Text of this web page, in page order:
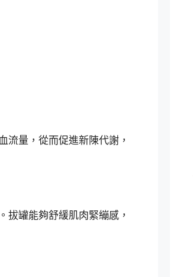
流量，從而促進新陳代謝，
拔罐能夠舒緩肌肉緊繃感，